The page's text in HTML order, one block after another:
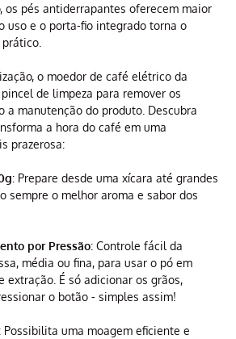
os pés antiderrapantes oferecem maior
uso e o porta-fio integrado torna o
o moedor de café elétrico da
de limpeza para remover os
a manutenção do produto. Descubra
a hora do café em uma
prazerosa:
: Prepare desde uma xícara até grandes
sempre o melhor aroma e sabor dos
por Pressão: Controle fácil da
média ou fina, para usar o pó em
extração. É só adicionar os grãos,
o botão - simples assim!
: Possibilita uma moagem eficiente e